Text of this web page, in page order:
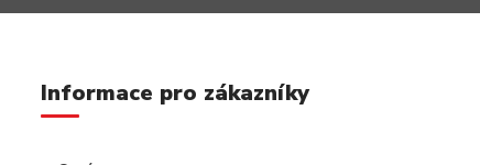
Informace pro zákazníky